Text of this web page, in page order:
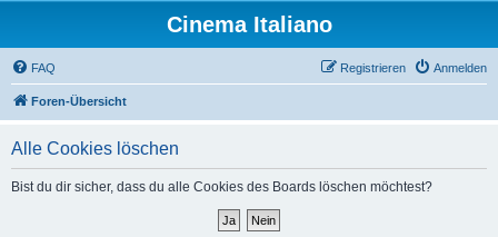
Cinema Italiano
FAQ Anmelden
Registrieren
Foren-Übersicht
Alle Cookies löschen
Bist du dir sicher, dass du alle Cookies des Boards löschen möchtest?